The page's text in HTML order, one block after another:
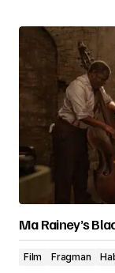
Ma Rainey’s
Film Fragman